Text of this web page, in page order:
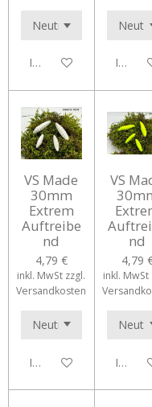
In den WarenkorbIn den
VS Made
30mm
Extrem
Auftreibe
nd
4,79 €
inkl. MwSt zzgl.
Versandkosten
In den Warenkorb
VS
nd
4,79
inkl. MwSt
In den